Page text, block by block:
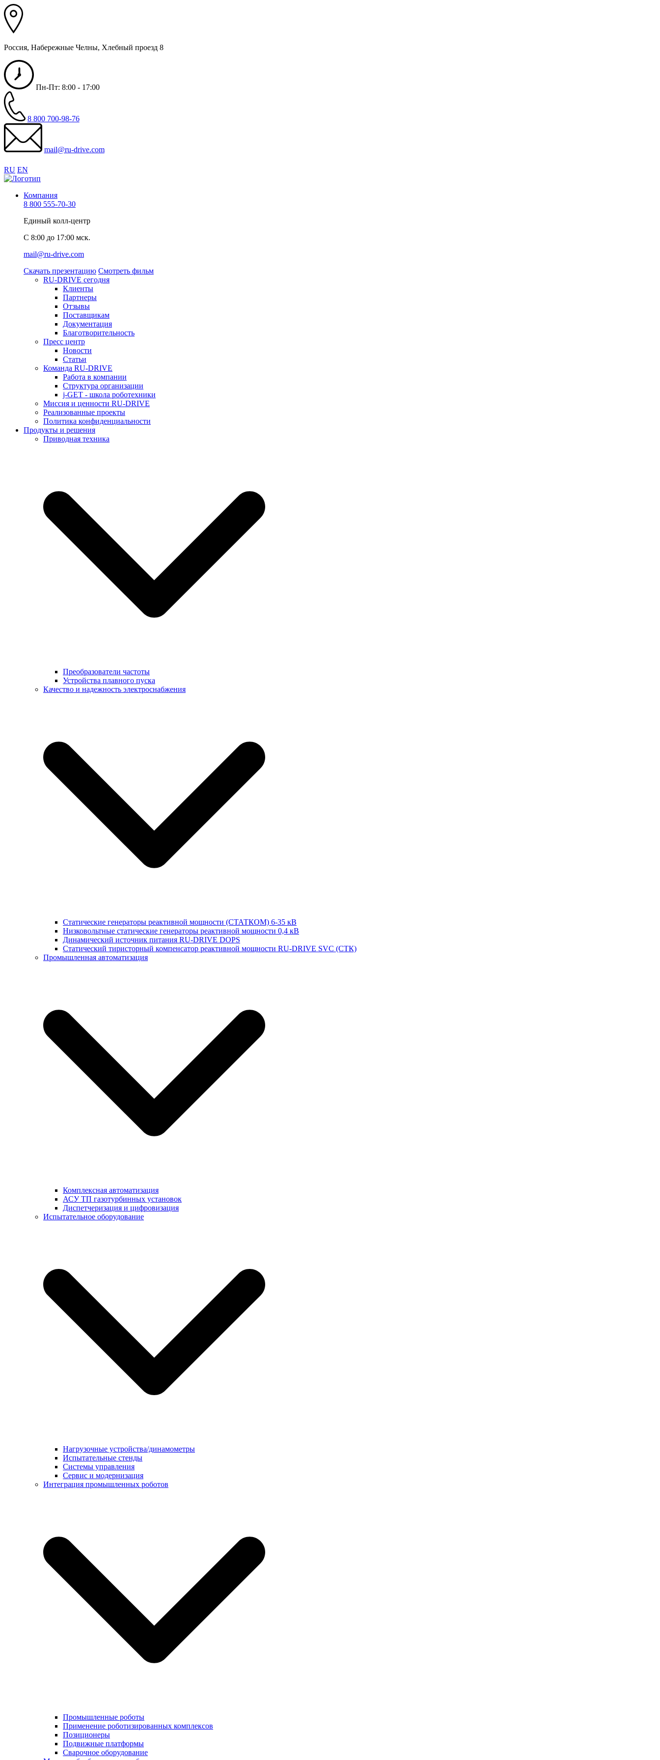
Россия, Набережные Челны, Хлебный проезд 8
Пн-Пт: 8:00 - 17:00
8 800 700-98-76
mail@ru-drive.com
RU EN
Компания
8 800 555-70-30
Единый колл-центр
C 8:00 до 17:00 мск.
mail@ru-drive.com
Скачать презентацию Смотреть фильм
RU-DRIVE сегодня
Клиенты
Партнеры
Отзывы
Поставщикам
Документация
Благотворительность
Пресс центр
Новости
Статьи
Команда RU-DRIVE
Работа в компании
Структура организации
j-GET - школа роботехники
Миссия и ценности RU-DRIVE
Реализованные проекты
Политика конфиденциальности
Продукты и решения
Приводная техника
Преобразователи частоты
Устройства плавного пуска
Качество и надежность электроснабжения
Статические генераторы реактивной мощности (СТАТКОМ) 6-35 кВ
Низковольтные статические генераторы реактивной мощности 0,4 кВ
Динамический источник питания RU-DRIVE DOPS
Cтатический тиристорный компенсатор реактивной мощности RU-DRIVE SVC (СТК)
Промышленная автоматизация
Комплексная автоматизация
АСУ ТП газотурбинных установок
Диспетчеризация и цифровизация
Испытательное оборудование
Нагрузочные устройства/динамометры
Испытательные стенды
Системы управления
Сервис и модернизация
Интеграция промышленных роботов
Промышленные роботы
Применение роботизированных комплексов
Позиционеры
Подвижные платформы
Сварочное оборудование